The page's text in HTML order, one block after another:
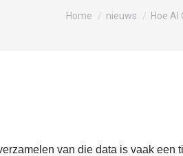
Je bent hier:
Home nieuws Hoe AI
van die data is vaak een